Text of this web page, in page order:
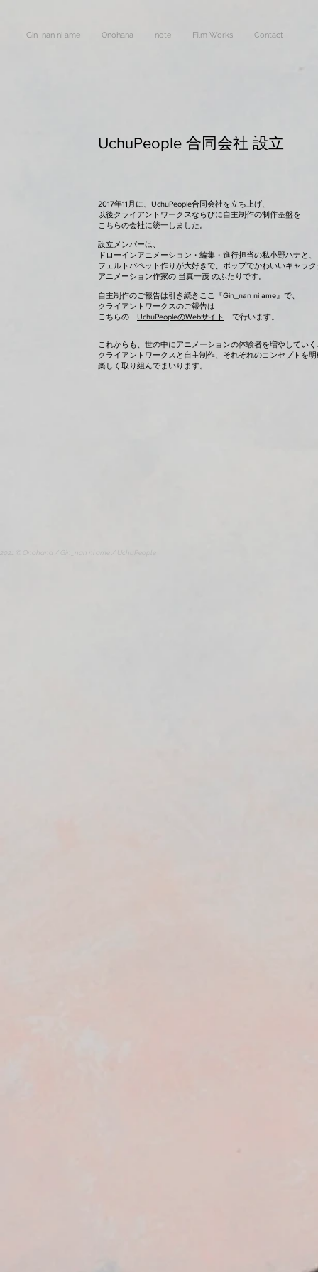
Gin_nan ni ame Onohana note Film Works Contact
UchuPeople 合同会社 設立
2017年11月に、UchuPeople合同会社を立ち上げ、
以後クライアントワークスならびに自主制作の制作基盤を
こちらの会社に統一しました。
設立メンバーは、
ドローインアニメーション・編集・進行担当の私小野ハナと、
フェルトパペット作りが大好きで、ポップでかわいいキャラ
アニメーション作家の 当真一茂 のふたりです。
自主制作のご報告は引き続きここ『Gin_nan ni ame』で、
クライアントワークスのご報告は
こちらの UchuPeopleのWebサイト で行います。
これからも、世の中にアニメーションの体験者を増やしてい
クライアントワークスと自主制作、それぞれのコンセプトを
楽しく取り組んでまいります。
2021 © Onohana / Gin_nan ni ame / UchuPeople